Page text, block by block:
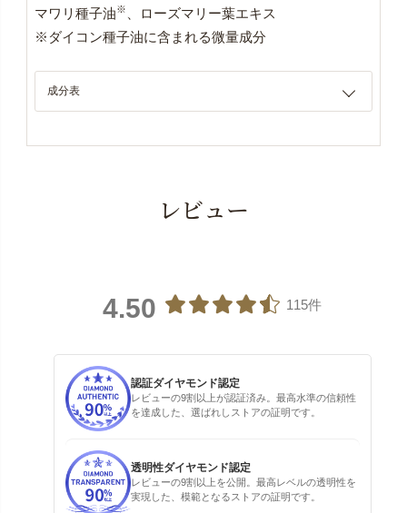
マワリ種子油※
、ローズマリー葉エキス
※ダイコン種子油に含まれる微量成分
成分表
レビュー
4.50 115件
認証ダイヤモンド認定
レビューの9割以上が認証済み。最高水準の信頼性
を達成した、選ばれしストアの証明です。
透明性ダイヤモンド認定
レビューの9割以上を公開。最高レベルの透明性を
実現した、模範となるストアの証明です。